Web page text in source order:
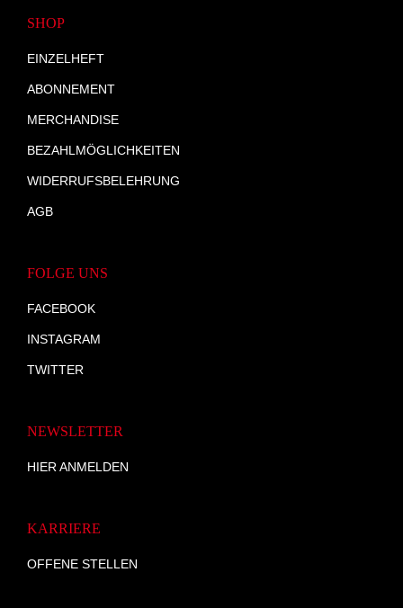
SHOP
EINZELHEFT
ABONNEMENT
MERCHANDISE
BEZAHLMÖGLICHKEITEN
WIDERRUFSBELEHRUNG
AGB
FOLGE UNS
FACEBOOK
INSTAGRAM
TWITTER
NEWSLETTER
HIER ANMELDEN
KARRIERE
OFFENE STELLEN